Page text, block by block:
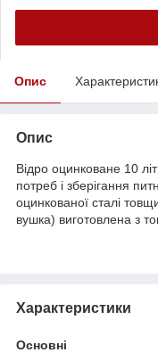
Опис
Опис
Відро оцинковане 10
потреб і зберігання
оцинкованої сталі
вушка) виготовлена з
Характеристики
Основні